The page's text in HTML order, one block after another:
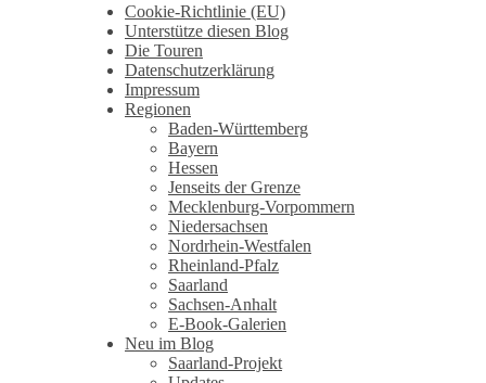
Cookie-Richtlinie (EU)
Unterstütze diesen Blog
Die Touren
Datenschutzerklärung
Impressum
Regionen
Baden-Württemberg
Bayern
Hessen
Jenseits der Grenze
Mecklenburg-Vorpommern
Niedersachsen
Nordrhein-Westfalen
Rheinland-Pfalz
Saarland
Sachsen-Anhalt
E-Book-Galerien
Neu im Blog
Saarland-Projekt